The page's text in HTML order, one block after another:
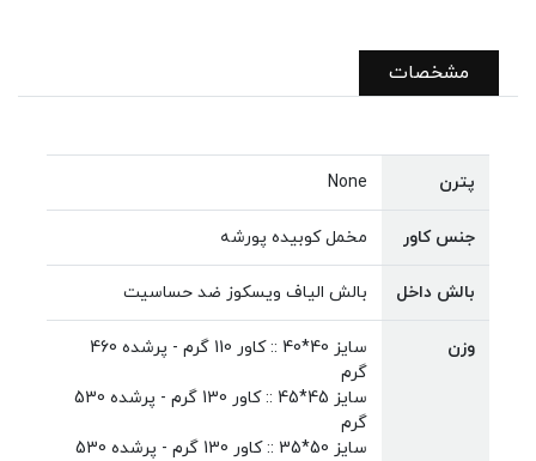
مشخصات
پترن None
جنس کاور مخمل کوبیده پورشه
بالش داخل بالش الیاف ویسکوز ضد حساسیت
وزن
سایز 40*40 :: کاور 110 گرم - پرشده 460
گرم
سایز 45*45 :: کاور 130 گرم - پرشده 530
گرم
سایز 50*35 :: کاور 130 گرم - پرشده 530